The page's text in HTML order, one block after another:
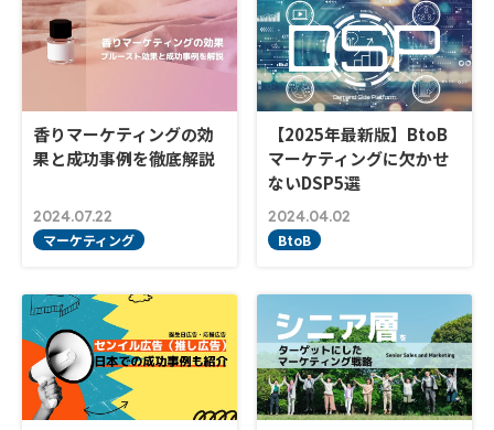
香りマーケティングの効
果と成功事例を徹底解説
2024.07.22
マーケティング
【2025年最新版】BtoB
マーケティングに欠かせ
ないDSP5選
2024.04.02
BtoB